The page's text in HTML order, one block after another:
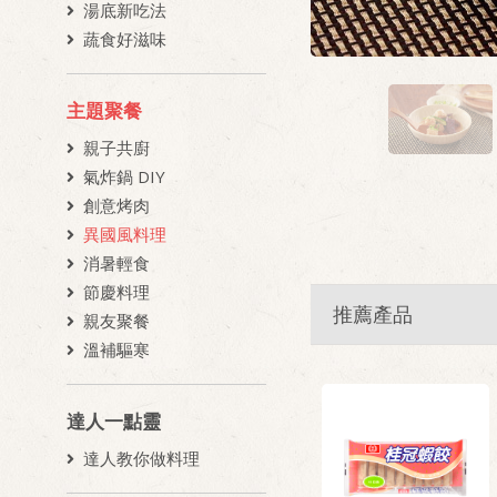
湯底新吃法
蔬食好滋味
主題聚餐
親子共廚
氣炸鍋 DIY
創意烤肉
異國風料理
消暑輕食
節慶料理
親友聚餐
溫補驅寒
達人一點靈
達人教你做料理
推薦產品